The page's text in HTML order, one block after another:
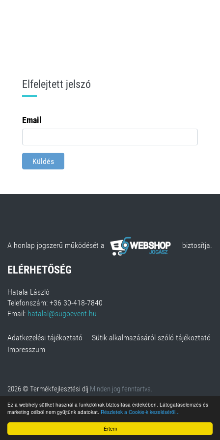
Értem
Ez a webhely sütiket használ a funkcióinak biztosítása érdekében. Látogatáselemzés és
marketing célból nem gyűjtünk adatokat. Részletek a Cookie-k kezeléséről...
Elfelejtett jelszó
Email
Küldés
A honlap jogszerű működését a biztosítja.
ELÉRHETŐSÉG
Hatala László
Telefonszám: +36 30-418-7840
Email: hatalal@sugoevent.hu
Adatkezelési tájékoztató
Sütik alkalmazásáról szóló tájékoztató
Impresszum
2026 © Termékfejlesztési díj Minden jog fenntartva.